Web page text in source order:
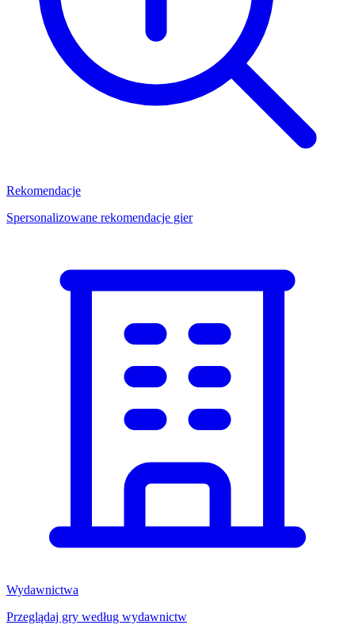
Rekomendacje
Spersonalizowane rekomendacje gier
Wydawnictwa
Przeglądaj gry według wydawnictw